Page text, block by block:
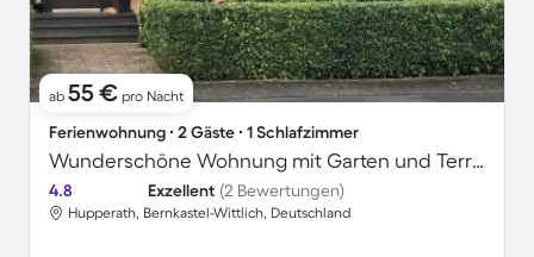
ab 55 € pro Nacht
Ferienwohnung ∙ 2 Gäste ∙ 1 Schlafzimmer
Wunderschöne Wohnung mit Garten und Terrasse | Gartenblick
4.8 Exzellent (2 Bewertungen)
Hupperath, Bernkastel-Wittlich, Deutschland